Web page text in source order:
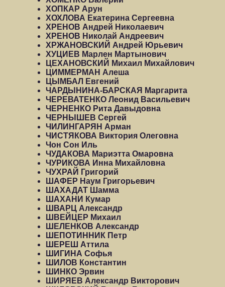
ХОПКАР Арун
ХОХЛОВА Екатерина Сергеевна
ХРЕНОВ Андрей Николаевич
ХРЕНОВ Николай Андреевич
ХРЖАНОВСКИЙ Андрей Юрьевич
ХУЦИЕВ Марлен Мартынович
ЦЕХАНОВСКИЙ Михаил Михайлович
ЦИММЕРМАН Алеша
ЦЫМБАЛ Евгений
ЧАРДЫНИНА-БАРСКАЯ Маргарита
ЧЕРЕВАТЕНКО Леонид Васильевич
ЧЕРНЕНКО Рита Давыдовна
ЧЕРНЫШЕВ Сергей
ЧИЛИНГАРЯН Арман
ЧИСТЯКОВА Виктория Олеговна
Чон Сон Иль
ЧУДАКОВА Мариэтта Омаровна
ЧУРИКОВА Инна Михайловна
ЧУХРАЙ Григорий
ШАФЕР Наум Григорьевич
ШАХАДАТ Шамма
ШАХАНИ Кумар
ШВАРЦ Александр
ШВЕЙЦЕР Михаил
ШЕЛЕНКОВ Александр
ШЕПОТИННИК Петр
ШЕРЕШ Аттила
ШИГИНА Софья
ШИЛОВ Константин
ШИНКО Эрвин
ШИРЯЕВ Александр Викторович